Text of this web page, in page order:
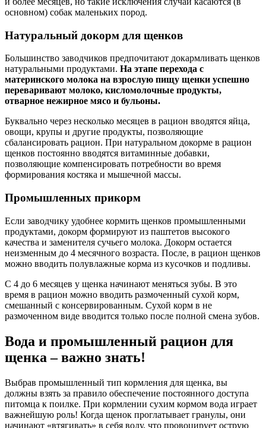
основном) собак маленьких пород.
Натуральный докорм для щенков
Большинство заводчиков предпочитают докармливать щенков
натуральными продуктами. На этапе перехода с
материнского молока на взрослую пищу щенки успешно
переваривают молоко, кисломолочные продукты,
отварное нежирное мясо и бульоны.
Буквально через несколько месяцев в рацион вводятся яйца,
овощи, крупы и другие продукты, позволяющие
сбалансировать рацион. При натуральном докорме в рацион
щенков постоянно вводятся витаминные добавки,
позволяющие компенсировать потребности во время
формирования костяка и мышечной массы.
Промышленных прикорм
Если заводчику удобнее кормить щенков промышленными
продуктами, докорм формируют из паштетов высокого
качества и заменителя сучьего молока. Докорм остается
неизменным до 4 месячного возраста. После, в рацион щенков
можно вводить полувлажные корма из кусочков и подливы.
С 4 до 6 месяцев у щенка начинают меняться зубы. В это
время в рацион можно вводить размоченный сухой корм,
смешанный с консервированным. Сухой корм в не
размоченном виде вводится только после полной смена зубов.
Вода и промышленный рацион для
щенка – важно знать!
Выбрав промышленный тип кормления для щенка, вы
должны взять за правило обеспечение постоянного доступа
питомца к поилке. При кормлении сухим кормом вода играет
важнейшую роль! Когда щенок проглатывает гранулы, они
начинают «втягивать» в себя воду, что провоцирует острую